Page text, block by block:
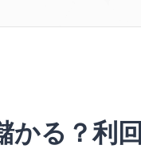
かる？利